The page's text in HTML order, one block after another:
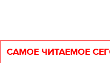
САМОЕ ЧИТАЕМОЕ